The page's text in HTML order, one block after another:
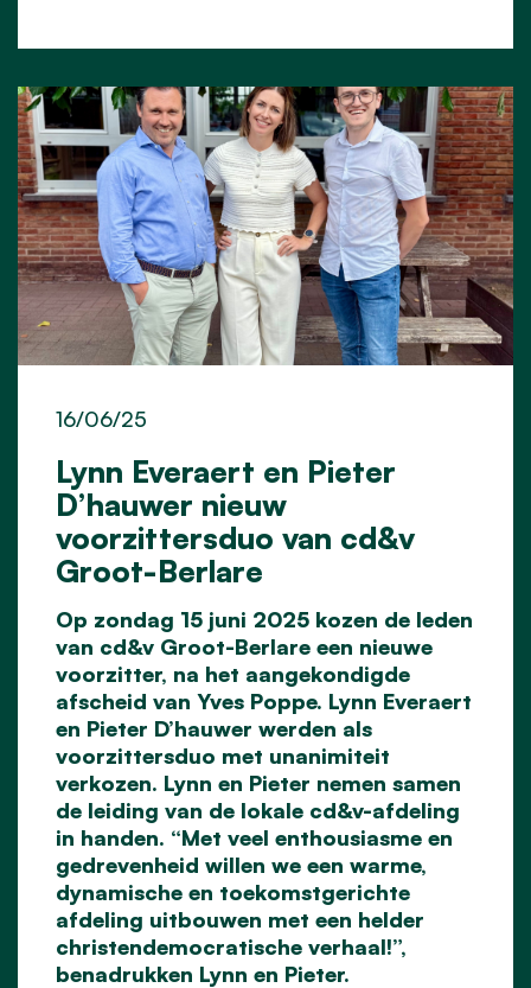
Lynn Everaert en Pieter
D’hauwer nieuw
voorzittersduo van cd&v
Groot-Berlare
16/06/25
Op zondag 15 juni 2025 kozen de leden
van cd&v Groot-Berlare een nieuwe
voorzitter, na het aangekondigde
afscheid van Yves Poppe. Lynn Everaert
en Pieter D’hauwer werden als
voorzittersduo met unanimiteit
verkozen. Lynn en Pieter nemen samen
de leiding van de lokale cd&v-afdeling
in handen. “Met veel enthousiasme en
gedrevenheid willen we een warme,
dynamische en toekomstgerichte
afdeling uitbouwen met een helder
christendemocratische verhaal!”,
benadrukken Lynn en Pieter.